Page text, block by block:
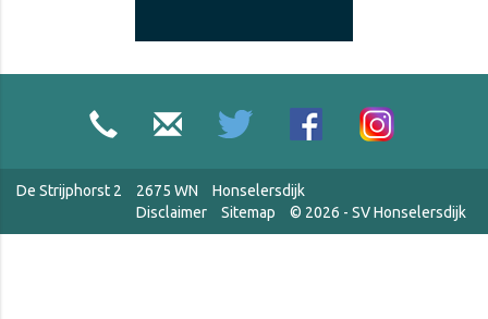
De Strijphorst 2 2675 WN
Honselersdijk
Disclaimer
Sitemap © 2026 - SV Honselersdijk